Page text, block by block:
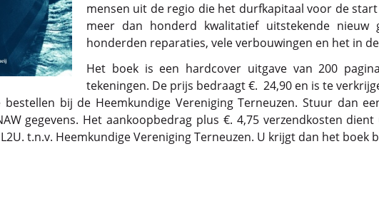
mensen uit de regio die het durfkapitaal voor de
meer dan honderd kwalitatief uitstekende
honderden reparaties, vele verbouwingen en het in
Het boek is een hardcover uitgave van 200
tekeningen. De prijs bedraagt €. 24,90 en is te
bij de Heemkundige Vereniging Terneuzen. Stuur dan
gegevens. Het aankoopbedrag plus €. 4,75 verzendkosten
t.n.v. Heemkundige Vereniging Terneuzen. U krijgt dan het